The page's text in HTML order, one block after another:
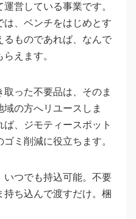
営している事業です。
は、ベンチをはじめとす
るものであれば、なんで
えます。
った不要品は、そのま
の方へリユースしま
、ジモティースポット
ミ削減に役立ちます。
いつでも持込可能。不要
ち込んで渡すだけ。梱